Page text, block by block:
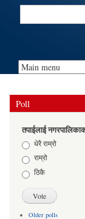
Search
Poll
तपाईलाई
Choicesधेरै राम्रो
राम्रो
ठिकै
Older polls